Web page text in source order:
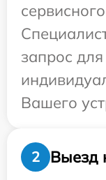
запрос
Вашего
2 Выезд